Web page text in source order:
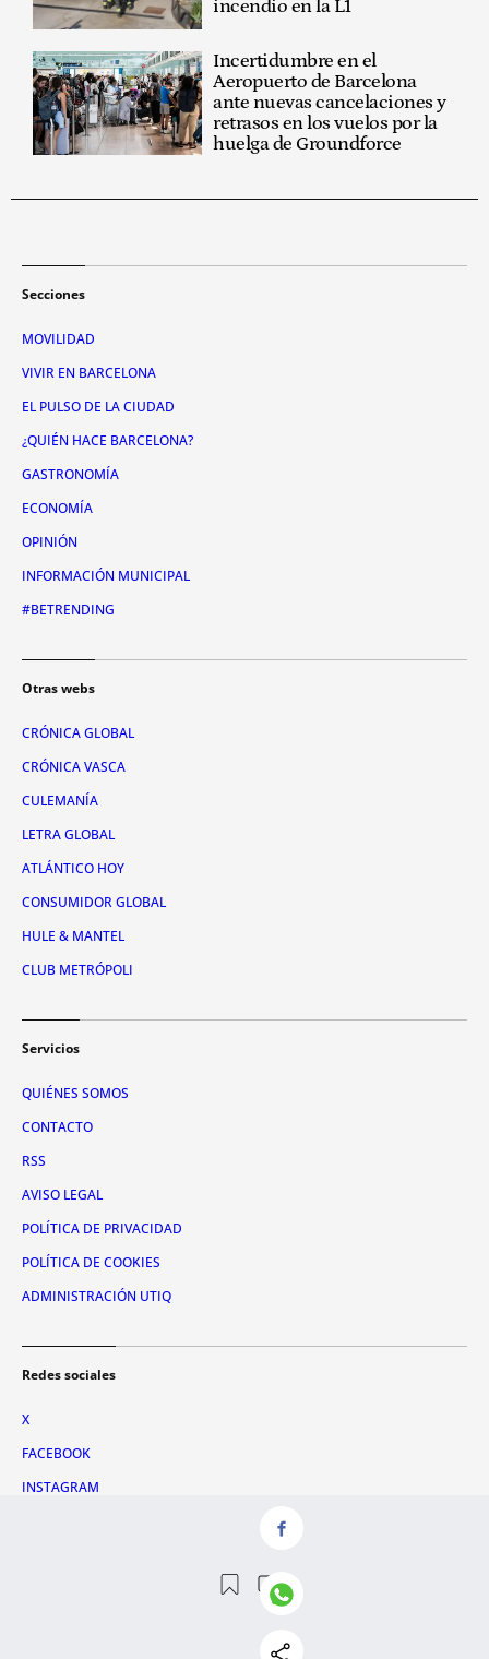
incendio en la L1
Incertidumbre en el
Aeropuerto de Barcelona
ante nuevas cancelaciones y
retrasos en los vuelos por la
huelga de Groundforce
Secciones
MOVILIDAD
VIVIR EN BARCELONA
EL PULSO DE LA CIUDAD
¿QUIÉN HACE BARCELONA?
GASTRONOMÍA
ECONOMÍA
OPINIÓN
INFORMACIÓN MUNICIPAL
#BETRENDING
Otras webs
CRÓNICA GLOBAL
CRÓNICA VASCA
CULEMANÍA
LETRA GLOBAL
ATLÁNTICO HOY
CONSUMIDOR GLOBAL
HULE & MANTEL
CLUB METRÓPOLI
Servicios
QUIÉNES SOMOS
CONTACTO
RSS
AVISO LEGAL
POLÍTICA DE PRIVACIDAD
POLÍTICA DE COOKIES
ADMINISTRACIÓN UTIQ
Redes sociales
X
FACEBOOK
INSTAGRAM